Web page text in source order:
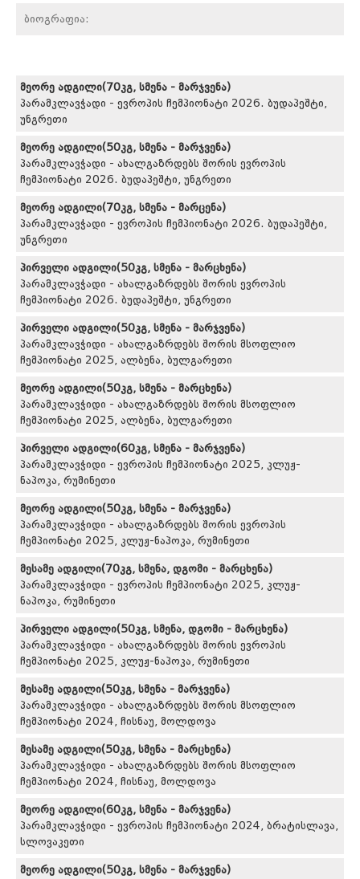
ბიოგრაფია:
მეორე ადგილი(70კგ, სმენა - მარჯვენა)
პარამკლავჭადი - ევროპის ჩემპიონატი 2026. ბუდაპეშტი,
უნგრეთი
მეორე ადგილი(50კგ, სმენა - მარჯვენა)
პარამკლავჭადი - ახალგაზრდებს შორის ევროპის
ჩემპიონატი 2026. ბუდაპეშტი, უნგრეთი
მეორე ადგილი(70კგ, სმენა - მარცენა)
პარამკლავჭადი - ევროპის ჩემპიონატი 2026. ბუდაპეშტი,
უნგრეთი
პირველი ადგილი(50კგ, სმენა - მარცხენა)
პარამკლავჭადი - ახალგაზრდებს შორის ევროპის
ჩემპიონატი 2026. ბუდაპეშტი, უნგრეთი
პირველი ადგილი(50კგ, სმენა - მარჯვენა)
პარამკლავჭიდი - ახალგაზრდებს შორის მსოფლიო
ჩემპიონატი 2025, ალბენა, ბულგარეთი
მეორე ადგილი(50კგ, სმენა - მარცხენა)
პარამკლავჭიდი - ახალგაზრდებს შორის მსოფლიო
ჩემპიონატი 2025, ალბენა, ბულგარეთი
პირველი ადგილი(60კგ, სმენა - მარჯვენა)
პარამკლავჭიდი - ევროპის ჩემპიონატი 2025, კლუჟ-
ნაპოკა, რუმინეთი
მეორე ადგილი(50კგ, სმენა - მარჯვენა)
პარამკლავჭიდი - ახალგაზრდებს შორის ევროპის
ჩემპიონატი 2025, კლუჟ-ნაპოკა, რუმინეთი
მესამე ადგილი(70კგ, სმენა, დგომი - მარცხენა)
პარამკლავჭიდი - ევროპის ჩემპიონატი 2025, კლუჟ-
ნაპოკა, რუმინეთი
პირველი ადგილი(50კგ, სმენა, დგომი - მარცხენა)
პარამკლავჭიდი - ახალგაზრდებს შორის ევროპის
ჩემპიონატი 2025, კლუჟ-ნაპოკა, რუმინეთი
მესამე ადგილი(50კგ, სმენა - მარჯვენა)
პარამკლავჭიდი - ახალგაზრდებს შორის მსოფლიო
ჩემპიონატი 2024, ჩისნაუ, მოლდოვა
მესამე ადგილი(50კგ, სმენა - მარცხენა)
პარამკლავჭიდი - ახალგაზრდებს შორის მსოფლიო
ჩემპიონატი 2024, ჩისნაუ, მოლდოვა
მეორე ადგილი(60კგ, სმენა - მარჯვენა)
პარამკლავჭიდი - ევროპის ჩემპიონატი 2024, ბრატისლავა,
სლოვაკეთი
მეორე ადგილი(50კგ, სმენა - მარჯვენა)